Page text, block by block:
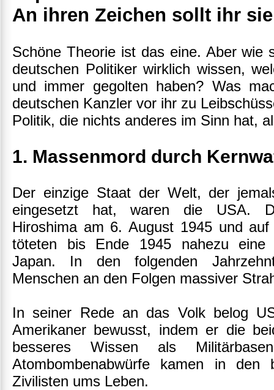
An ihren Zeichen sollt ihr
Schöne Theorie ist das eine. Aber wie
deutschen Politiker wirklich wissen,
und immer gegolten haben? Was
deutschen Kanzler vor ihr zu
Politik, die nichts anderes im Sinn hat,
1. Massenmord durch
Der einzige Staat der Welt, der
eingesetzt hat, waren die USA.
Hiroshima am 6. August 1945 und
töteten bis Ende 1945 nahezu eine
Japan. In den folgenden
Menschen an den Folgen massiver
In seiner Rede an das Volk belog
Amerikaner bewusst, indem er die
besseres Wissen als
Atombombenabwürfe kamen in
Zivilisten ums Leben.